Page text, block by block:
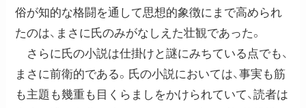
俗が知的な格闘を通して思想的象徴にまで高められ
たのは、まさに氏のみがなしえた壮観であった。
さらに氏の小説は仕掛けと謎にみちている点でも、
まさに前衛的である。氏の小説においては、事実も筋
も主題も幾重も目くらましをかけられていて、読者は